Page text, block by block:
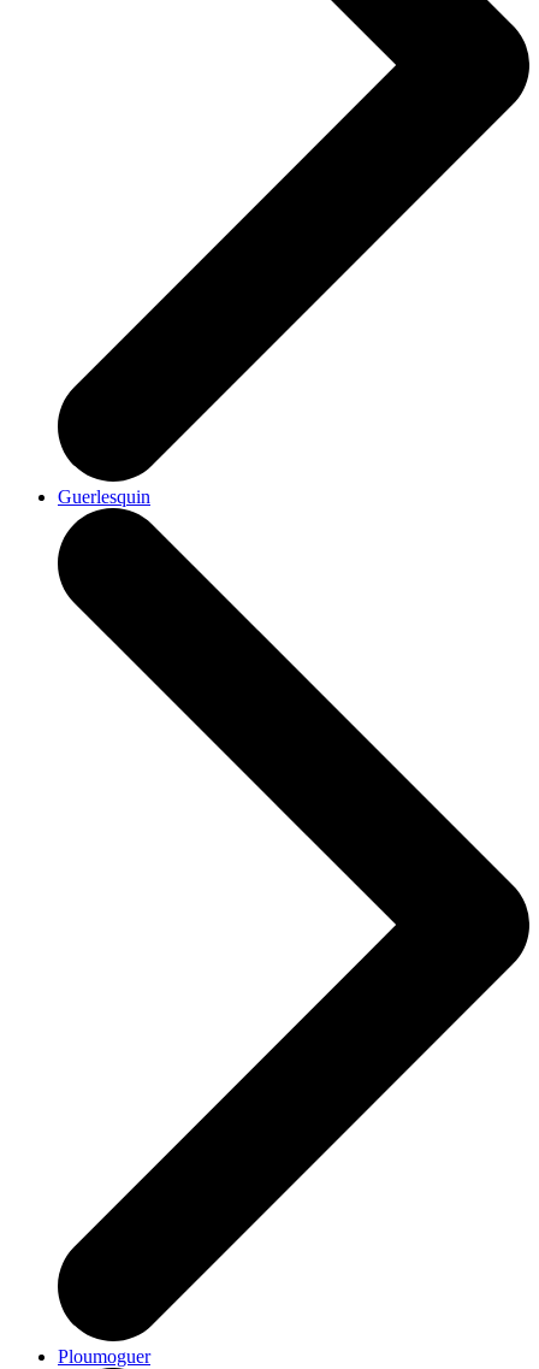
Guerlesquin
Ploumoguer